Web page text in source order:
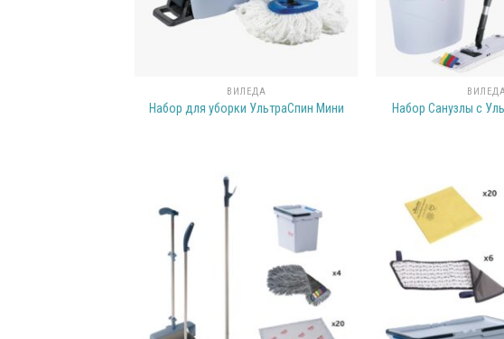
ВИЛЕДА
Набор для уборки УльтраСпин Мини Набор Санузлы с